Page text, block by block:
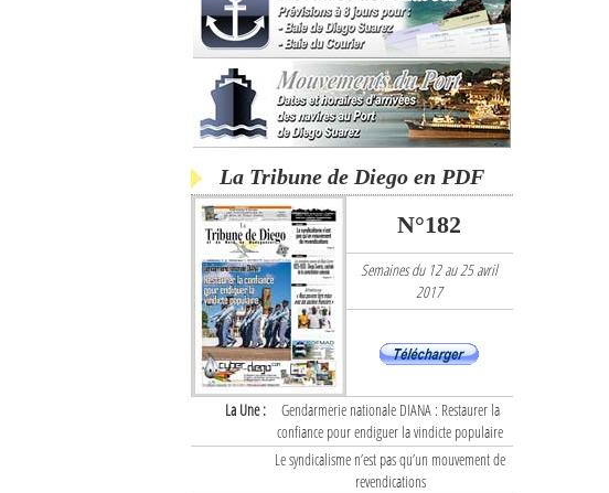
La Tribune de Diego en PDF
N°182
Semaines du 12 au 25 avril
2017
La Une :
Gendarmerie nationale DIANA : Restaurer la
confiance pour endiguer la vindicte populaire
Le syndicalisme n’est pas qu’un mouvement de
revendications